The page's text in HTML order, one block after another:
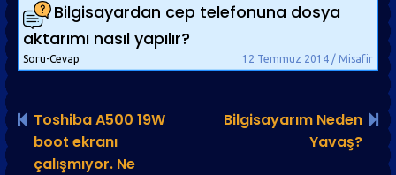
Bilgisayardan cep telefonuna dosya
aktarımı nasıl yapılır?
12 Temmuz 2014 / Misafir
Soru-Cevap
Toshiba A500 19W
boot ekranı
çalışmıyor. Ne
Bilgisayarım Neden
Yavaş?